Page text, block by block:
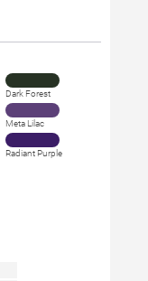
Dark Forest
Meta Lilac
Radiant Purple